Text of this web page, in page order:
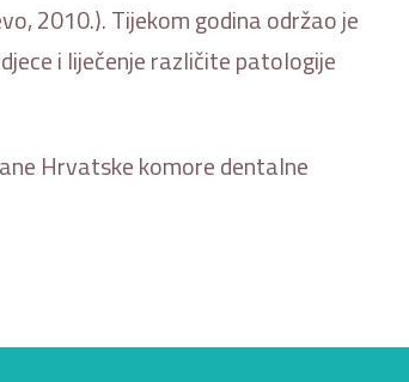
2010.). Tijekom godina održao je
i liječenje različite patologije
Hrvatske komore dentalne